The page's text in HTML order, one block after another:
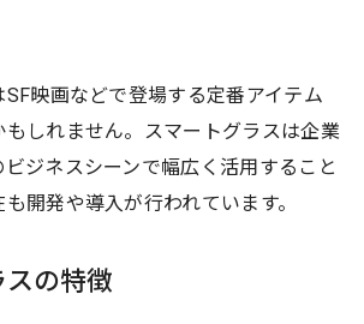
映画などで登場する定番アイテム
しれません。スマートグラスは企業
ジネスシーンで幅広く活用すること
開発や導入が行われています。
スの特徴